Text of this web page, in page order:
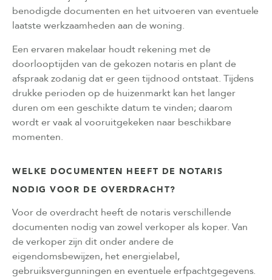
benodigde documenten en het uitvoeren van eventuele
laatste werkzaamheden aan de woning.
Een ervaren makelaar houdt rekening met de
doorlooptijden van de gekozen notaris en plant de
afspraak zodanig dat er geen tijdnood ontstaat. Tijdens
drukke perioden op de huizenmarkt kan het langer
duren om een geschikte datum te vinden; daarom
wordt er vaak al vooruitgekeken naar beschikbare
momenten.
WELKE DOCUMENTEN HEEFT DE NOTARIS
NODIG VOOR DE OVERDRACHT?
Voor de overdracht heeft de notaris verschillende
documenten nodig van zowel verkoper als koper. Van
de verkoper zijn dit onder andere de
eigendomsbewijzen, het energielabel,
gebruiksvergunningen en eventuele erfpachtgegevens.